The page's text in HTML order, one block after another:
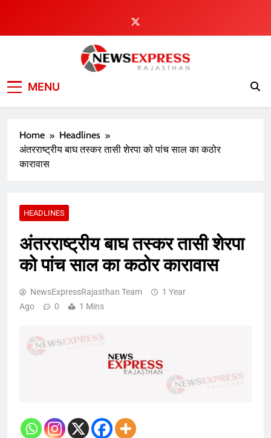
content
MENU
Home
Headlines
अंतरराष्ट्रीय बाघ तस्कर तासी शेरपा को पांच साल का कठोर
कारावास
HEADLINES
अंतरराष्ट्रीय बाघ तस्कर तासी शेरपा
को पांच साल का कठोर कारावास
NewsExpressRajasthan Team
1 Year
Ago
0 1 Mins